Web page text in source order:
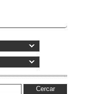
Cercar